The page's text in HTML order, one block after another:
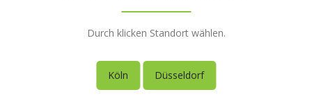
Durch klicken Standort wählen.
Köln Düsseldorf